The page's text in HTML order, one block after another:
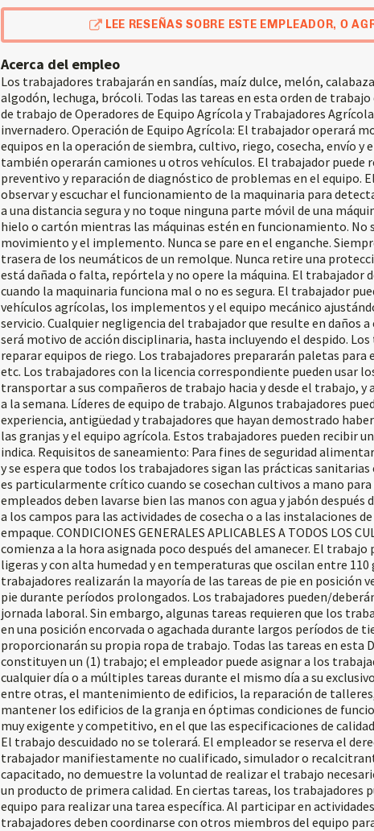
LEE RESEÑAS SOBRE ESTE EMPLEADOR, O
Acerca del empleo
Los trabajadores trabajarán en sandías, maíz dulce, melón,
algodón, lechuga, brócoli. Todas las tareas en esta orden de
de trabajo de Operadores de Equipo Agrícola y Trabajadores
invernadero. Operación de Equipo Agrícola: El trabajador operará
equipos en la operación de siembra, cultivo, riego, cosecha, envío y
también operarán camiones u otros vehículos. El trabajador
preventivo y reparación de diagnóstico de problemas en el equipo.
observar y escuchar el funcionamiento de la maquinaria para
a una distancia segura y no toque ninguna parte móvil de una
hielo o cartón mientras las máquinas estén en funcionamiento. No
movimiento y el implemento. Nunca se pare en el enganche.
trasera de los neumáticos de un remolque. Nunca retire una
está dañada o falta, repórtela y no opere la máquina. El trabajador
cuando la maquinaria funciona mal o no es segura. El trabajador
vehículos agrícolas, los implementos y el equipo mecánico
servicio. Cualquier negligencia del trabajador que resulte en daños
será motivo de acción disciplinaria, hasta incluyendo el despido.
reparar equipos de riego. Los trabajadores prepararán paletas para
etc. Los trabajadores con la licencia correspondiente pueden usar
transportar a sus compañeros de trabajo hacia y desde el trabajo, y
a la semana. Líderes de equipo de trabajo. Algunos trabajadores
experiencia, antigüedad y trabajadores que hayan demostrado
las granjas y el equipo agrícola. Estos trabajadores pueden recibir
indica. Requisitos de saneamiento: Para fines de seguridad
y se espera que todos los trabajadores sigan las prácticas
es particularmente crítico cuando se cosechan cultivos a mano
empleados deben lavarse bien las manos con agua y jabón después
a los campos para las actividades de cosecha o a las instalaciones
empaque. CONDICIONES GENERALES APLICABLES A TODOS LOS
comienza a la hora asignada poco después del amanecer. El
ligeras y con alta humedad y en temperaturas que oscilan entre 110
trabajadores realizarán la mayoría de las tareas de pie en posición
pie durante períodos prolongados. Los trabajadores pueden/
jornada laboral. Sin embargo, algunas tareas requieren que los
en una posición encorvada o agachada durante largos períodos de
proporcionarán su propia ropa de trabajo. Todas las tareas en esta
constituyen un (1) trabajo; el empleador puede asignar a los
cualquier día o a múltiples tareas durante el mismo día a su
entre otras, el mantenimiento de edificios, la reparación de
mantener los edificios de la granja en óptimas condiciones de
muy exigente y competitivo, en el que las especificaciones de
El trabajo descuidado no se tolerará. El empleador se reserva el
trabajador manifiestamente no cualificado, simulador o
capacitado, no demuestre la voluntad de realizar el trabajo
un producto de primera calidad. En ciertas tareas, los trabajadores
equipo para realizar una tarea específica. Al participar en
trabajadores deben coordinarse con otros miembros del equipo